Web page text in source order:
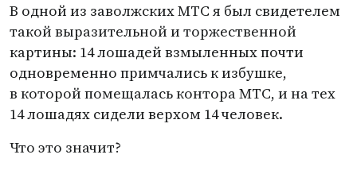
В одной из заволжских МТС я был свидетелем
такой выразительной и торжественной
картины: 14 лошадей взмыленных почти
одновременно примчались к избушке,
в которой помещалась контора МТС, и на тех
14 лошадях сидели верхом 14 человек.
Что это значит?